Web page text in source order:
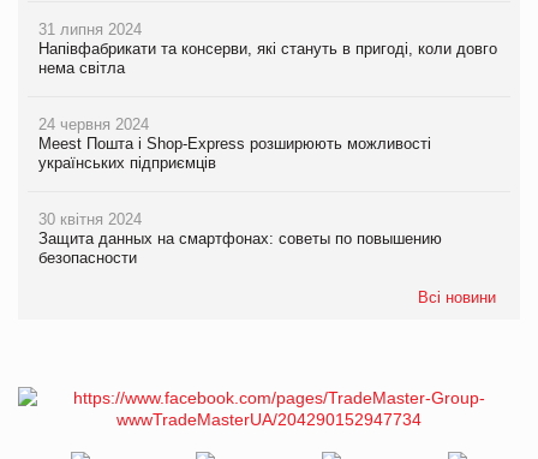
31 липня 2024
Напівфабрикати та консерви, які стануть в пригоді, коли довго
нема світла
24 червня 2024
Meest Пошта і Shop-Express розширюють можливості
українських підприємців
30 квітня 2024
Защита данных на смартфонах: советы по повышению
безопасности
Всі новини